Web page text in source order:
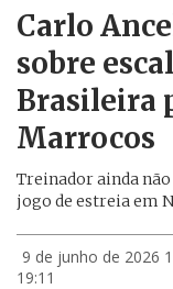
Carlo
sobre
Brasileira
Marrocos
Treinador ainda
jogo de estreia em
9 de junho de 2026
19:11